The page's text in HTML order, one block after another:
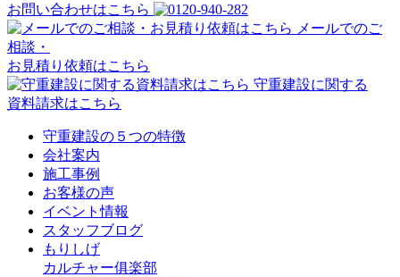
お問い合わせはこちら
メールでのご
相談・
お見積り依頼はこちら
守重建設に関する
資料請求はこちら
守重建設の５つの特徴
会社案内
施工事例
お客様の声
イベント情報
スタッフブログ
もりしげ
カルチャー俱楽部